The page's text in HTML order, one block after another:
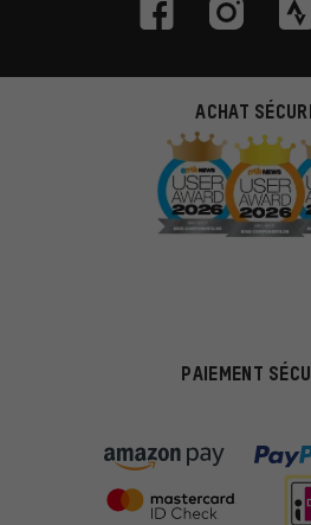
ACHAT
PAIEMENT